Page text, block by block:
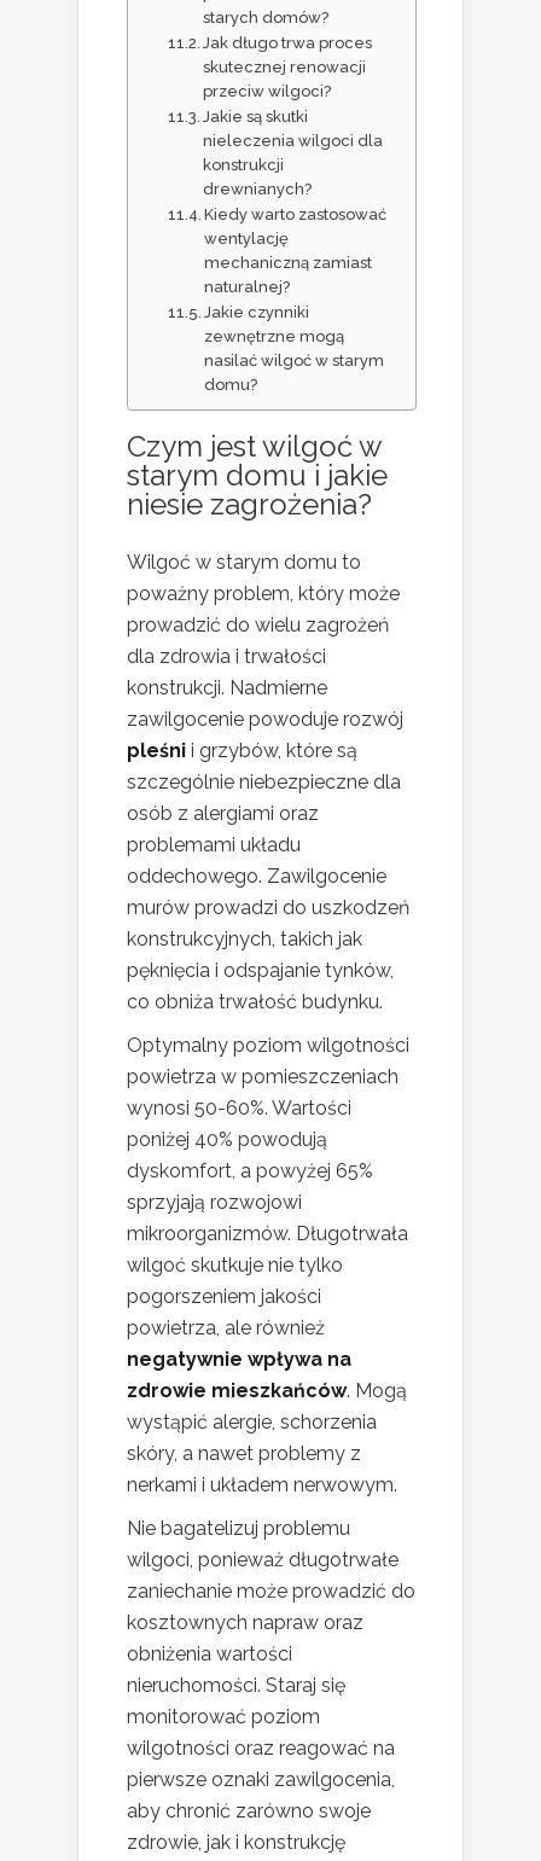
starych domów?
Jak długo trwa proces
skutecznej renowacji
przeciw wilgoci?
Jakie są skutki
nieleczenia wilgoci dla
konstrukcji
drewnianych?
Kiedy warto zastosować
wentylację
mechaniczną zamiast
naturalnej?
Jakie czynniki
zewnętrzne mogą
nasilać wilgoć w starym
domu?
Czym jest wilgoć w
starym domu i jakie
niesie zagrożenia?
Wilgoć w starym domu to
poważny problem, który może
prowadzić do wielu zagrożeń
dla zdrowia i trwałości
konstrukcji. Nadmierne
zawilgocenie powoduje rozwój
pleśni i grzybów, które są
szczególnie niebezpieczne dla
osób z alergiami oraz
problemami układu
oddechowego. Zawilgocenie
murów prowadzi do uszkodzeń
konstrukcyjnych, takich jak
pęknięcia i odspajanie tynków,
co obniża trwałość budynku.
Optymalny poziom wilgotności
powietrza w pomieszczeniach
wynosi 50-60%. Wartości
poniżej 40% powodują
dyskomfort, a powyżej 65%
sprzyjają rozwojowi
mikroorganizmów. Długotrwała
wilgoć skutkuje nie tylko
pogorszeniem jakości
powietrza, ale również
negatywnie wpływa na
zdrowie mieszkańców. Mogą
wystąpić alergie, schorzenia
skóry, a nawet problemy z
nerkami i układem nerwowym.
Nie bagatelizuj problemu
wilgoci, ponieważ długotrwałe
zaniechanie może prowadzić do
kosztownych napraw oraz
obniżenia wartości
nieruchomości. Staraj się
monitorować poziom
wilgotności oraz reagować na
pierwsze oznaki zawilgocenia,
aby chronić zarówno swoje
zdrowie, jak i konstrukcję